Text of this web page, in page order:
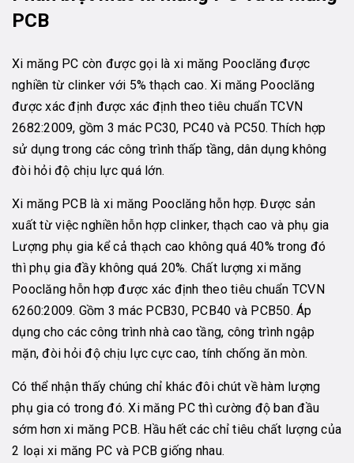
PCB
Xi măng PC còn được gọi là xi măng Pooclăng được
nghiền từ clinker với 5% thạch cao. Xi măng Pooclăng
được xác định được xác định theo tiêu chuẩn TCVN
2682:2009, gồm 3 mác PC30, PC40 và PC50. Thích hợp
sử dụng trong các công trình thấp tầng, dân dụng không
đòi hỏi độ chịu lực quá lớn.
Xi măng PCB là xi măng Pooclăng hỗn hợp. Được sản
xuất từ việc nghiền hỗn hợp clinker, thạch cao và phụ gia
Lượng phụ gia kể cả thạch cao không quá 40% trong đó
thì phụ gia đầy không quá 20%. Chất lượng xi măng
Pooclăng hỗn hợp được xác định theo tiêu chuẩn TCVN
6260:2009. Gồm 3 mác PCB30, PCB40 và PCB50. Áp
dụng cho các công trình nhà cao tầng, công trình ngập
mặn, đòi hỏi độ chịu lực cực cao, tính chống ăn mòn.
Có thể nhận thấy chúng chỉ khác đôi chút về hàm lượng
phụ gia có trong đó. Xi măng PC thì cường độ ban đầu
sớm hơn xi măng PCB. Hầu hết các chỉ tiêu chất lượng của
2 loại xi măng PC và PCB giống nhau.